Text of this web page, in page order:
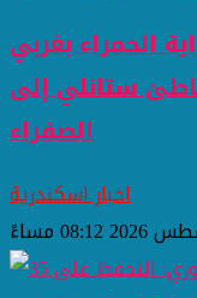
الحمراء بغربي
ستانلي إلى
الصفراء
اخبار اسكندرية